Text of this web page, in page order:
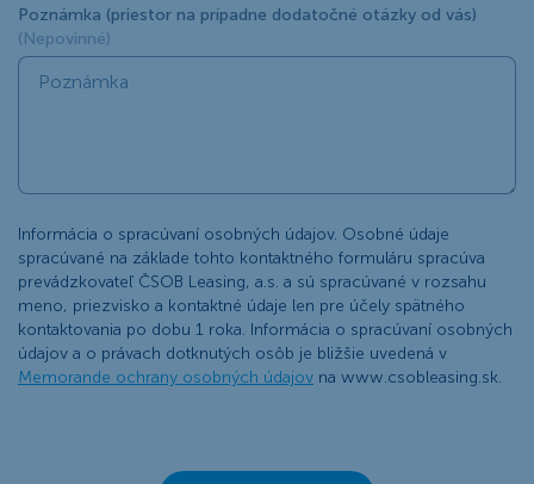
Poznámka (priestor na prípadne dodatočné otázky od vás)
(Nepovinné)
Informácia o spracúvaní osobných údajov. Osobné údaje
spracúvané na základe tohto kontaktného formuláru spracúva
prevádzkovateľ ČSOB Leasing, a.s. a sú spracúvané v rozsahu
meno, priezvisko a kontaktné údaje len pre účely spätného
kontaktovania po dobu 1 roka. Informácia o spracúvaní osobných
údajov a o právach dotknutých osôb je bližšie uvedená v
Memorande ochrany osobných údajov na www.csobleasing.sk.